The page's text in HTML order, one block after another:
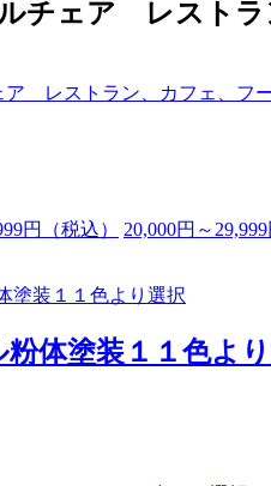
チェア レストラ
ア レストラン、カフェ、フ
円（税込） 20,000円 ～29,999
体塗装１１色よ